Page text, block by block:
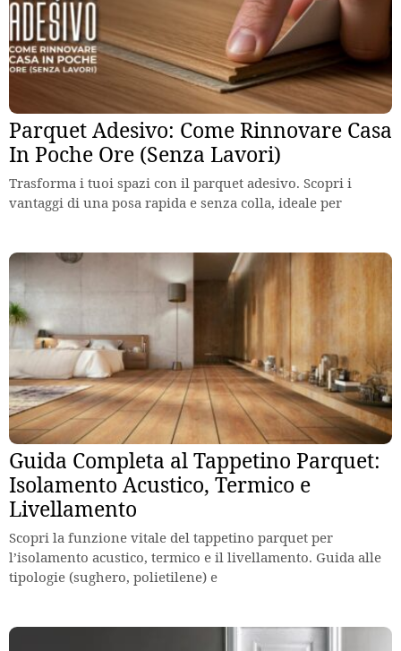
Parquet Adesivo: Come Rinnovare Casa
In Poche Ore (Senza Lavori)
Trasforma i tuoi spazi con il parquet adesivo. Scopri i
vantaggi di una posa rapida e senza colla, ideale per
Guida Completa al Tappetino Parquet:
Isolamento Acustico, Termico e
Livellamento
Scopri la funzione vitale del tappetino parquet per
l’isolamento acustico, termico e il livellamento. Guida alle
tipologie (sughero, polietilene) e